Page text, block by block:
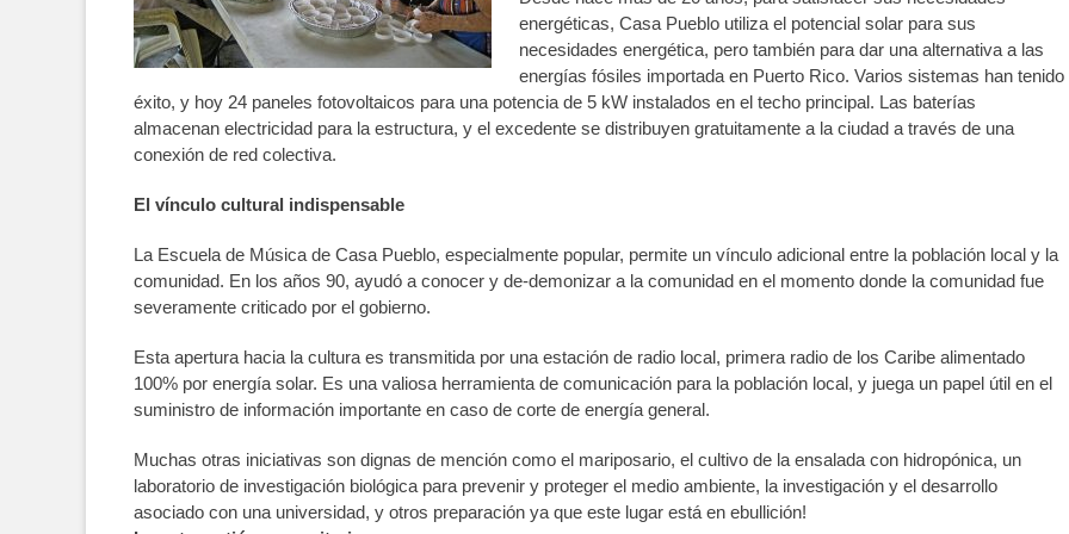
energéticas, Casa Pueblo utiliza el potencial solar para sus
necesidades energética, pero también para dar una alternativa a las
energías fósiles importada en Puerto Rico. Varios sistemas han tenido
éxito, y hoy 24 paneles fotovoltaicos para una potencia de 5 kW instalados en el techo principal. Las baterías
almacenan electricidad para la estructura, y el excedente se distribuyen gratuitamente a la ciudad a través de una
conexión de red colectiva.
El vínculo cultural indispensable
La Escuela de Música de Casa Pueblo, especialmente popular, permite un vínculo adicional entre la población local y la
comunidad. En los años 90, ayudó a conocer y de-demonizar a la comunidad en el momento donde la comunidad fue
severamente criticado por el gobierno.
Esta apertura hacia la cultura es transmitida por una estación de radio local, primera radio de los Caribe alimentado
100% por energía solar. Es una valiosa herramienta de comunicación para la población local, y juega un papel útil en el
suministro de información importante en caso de corte de energía general.
Muchas otras iniciativas son dignas de mención como el mariposario, el cultivo de la ensalada con hidropónica, un
laboratorio de investigación biológica para prevenir y proteger el medio ambiente, la investigación y el desarrollo
asociado con una universidad, y otros preparación ya que este lugar está en ebullición!